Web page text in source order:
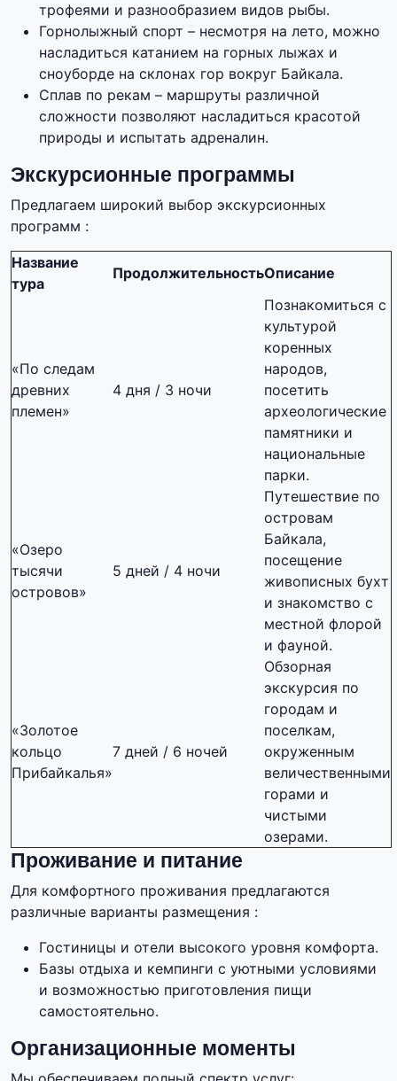
трофеями и разнообразием видов рыбы.
Горнолыжный спорт – несмотря на лето, можно
насладиться катанием на горных лыжах и
сноуборде на склонах гор вокруг Байкала.
Сплав по рекам – маршруты различной
сложности позволяют насладиться красотой
природы и испытать адреналин.
Экскурсионные программы
Предлагаем широкий выбор экскурсионных
программ :
Название
тура
ПродолжительностьОписание
«По следам
древних
племен»
4 дня / 3 ночи
Познакомиться с
культурой
коренных
народов,
посетить
археологические
памятники и
национальные
парки.
«Озеро
тысячи
островов»
5 дней / 4 ночи
Путешествие по
островам
Байкала,
посещение
живописных бухт
и знакомство с
местной флорой
и фауной.
«Золотое
кольцо
Прибайкалья»
7 дней / 6 ночей
Обзорная
экскурсия по
городам и
поселкам,
окруженным
величественными
горами и
чистыми
озерами.
Проживание и питание
Для комфортного проживания предлагаются
различные варианты размещения :
Гостиницы и отели высокого уровня комфорта.
Базы отдыха и кемпинги с уютными условиями
и возможностью приготовления пищи
самостоятельно.
Организационные моменты